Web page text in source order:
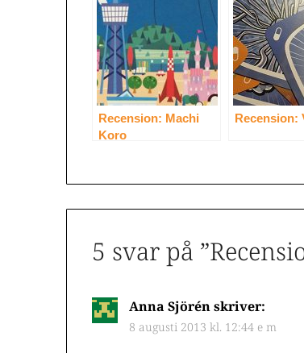
Recension: Machi
Koro
Recension:
5 svar på ”
Anna Sjörénskriver:
8 augusti 2013 kl. 12:44 e m